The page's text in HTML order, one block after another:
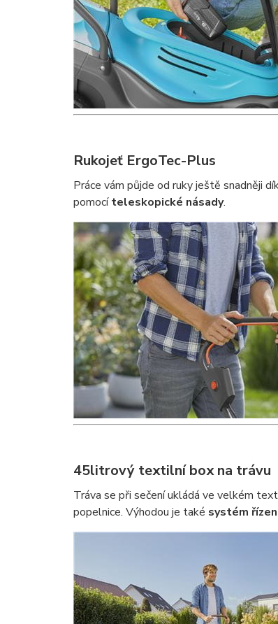
Rukojeť ErgoTec-Plus
Práce vám půjde od ruky ještě snadněji
pomocíteleskopické násady.
45litrový textilní box na trávu
Tráva se při sečení ukládá ve velkém
popelnice. Výhodou je také systém